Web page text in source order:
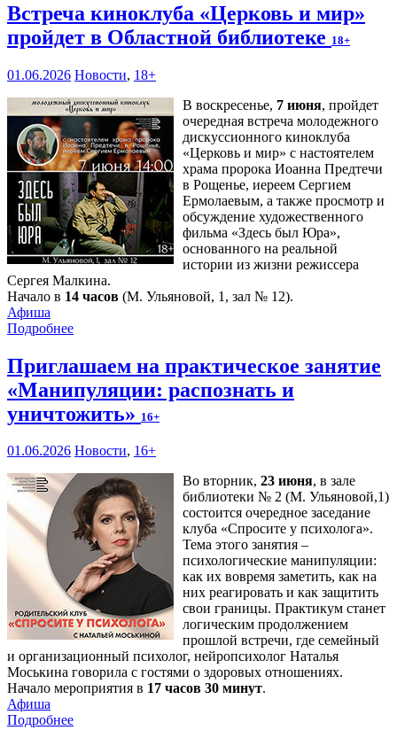
Встреча киноклуба «Церковь и мир»
пройдет в Областной библиотеке 18+
01.06.2026 Новости, 18+
В воскресенье, 7 июня, пройдет
очередная встреча молодежного
дискуссионного киноклуба
«Церковь и мир» с настоятелем
храма пророка Иоанна Предтечи
в Рощенье, иереем Сергием
Ермолаевым, а также просмотр и
обсуждение художественного
фильма «Здесь был Юра»,
основанного на реальной
истории из жизни режиссера
Сергея Малкина.
Начало в 14 часов (М. Ульяновой, 1, зал № 12).
Афиша
Подробнее
Приглашаем на практическое занятие
«Манипуляции: распознать и
уничтожить» 16+
01.06.2026 Новости, 16+
Во вторник, 23 июня, в зале
библиотеки № 2 (М. Ульяновой,1)
состоится очередное заседание
клуба «Спросите у психолога».
Тема этого занятия –
психологические манипуляции:
как их вовремя заметить, как на
них реагировать и как защитить
свои границы. Практикум станет
логическим продолжением
прошлой встречи, где семейный
и организационный психолог, нейропсихолог Наталья
Моськина говорила с гостями о здоровых отношениях.
Начало мероприятия в 17 часов 30 минут.
Афиша
Подробнее